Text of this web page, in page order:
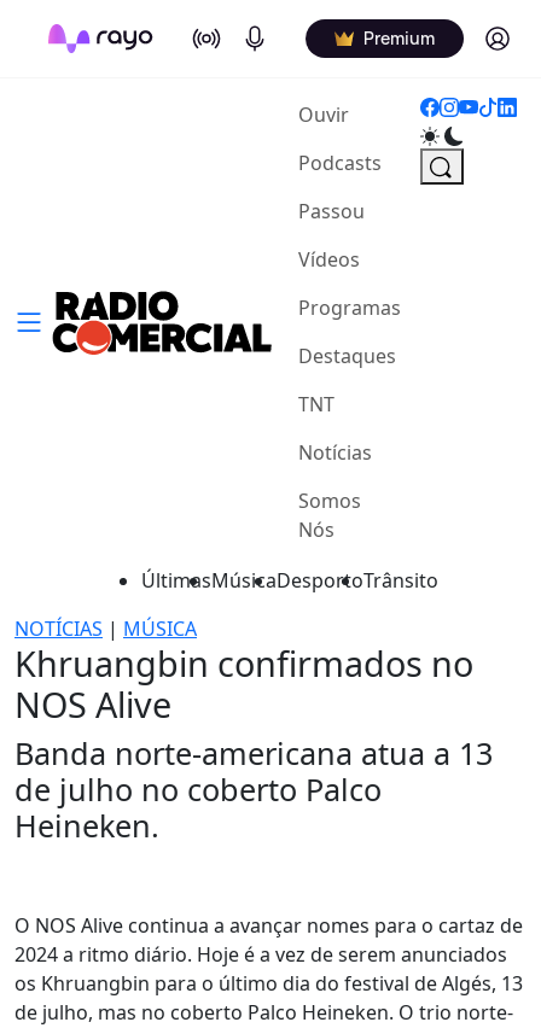
On Air Podcasts Premium Log in
Ouvir(current)
Podcasts
Passou
Vídeos
Programas
Destaques
TNT
Notícias
Somos
Nós
ÚltimasMúsicaDesportoTrânsito
NOTÍCIAS | MÚSICA
Khruangbin confirmados no
NOS Alive
Banda norte-americana atua a 13
de julho no coberto Palco
Heineken.
O NOS Alive continua a avançar nomes para o cartaz de
2024 a ritmo diário. Hoje é a vez de serem anunciados
os Khruangbin para o último dia do festival de Algés, 13
de julho, mas no coberto Palco Heineken. O trio norte-